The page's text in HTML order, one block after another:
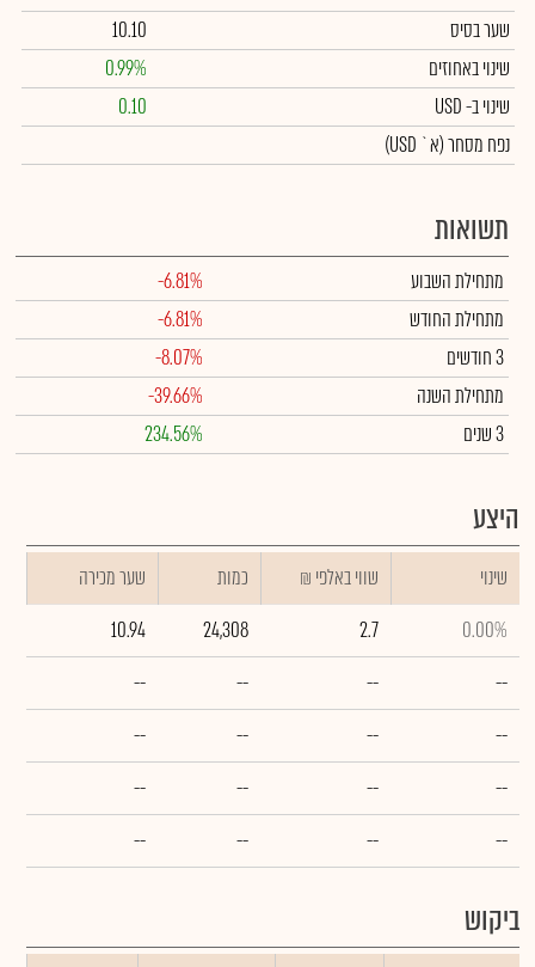
שער בסיס
10.10
שינוי באחוזים
0.99%
שינויב- USD
0.10
נפח מסחר(א` USD)
תשואות
מתחילת השבוע
-6.81%
מתחילת החודש
-6.81%
3 חודשים
-8.07%
מתחילת השנה
-39.66%
3 שנים
234.56%
היצע
שינוי ₪ שווי באלפי כמות
שער מכירה
0.00%
2.7
24,308
10.94
--
--
--
--
--
--
--
--
--
--
--
--
--
--
--
--
ביקוש